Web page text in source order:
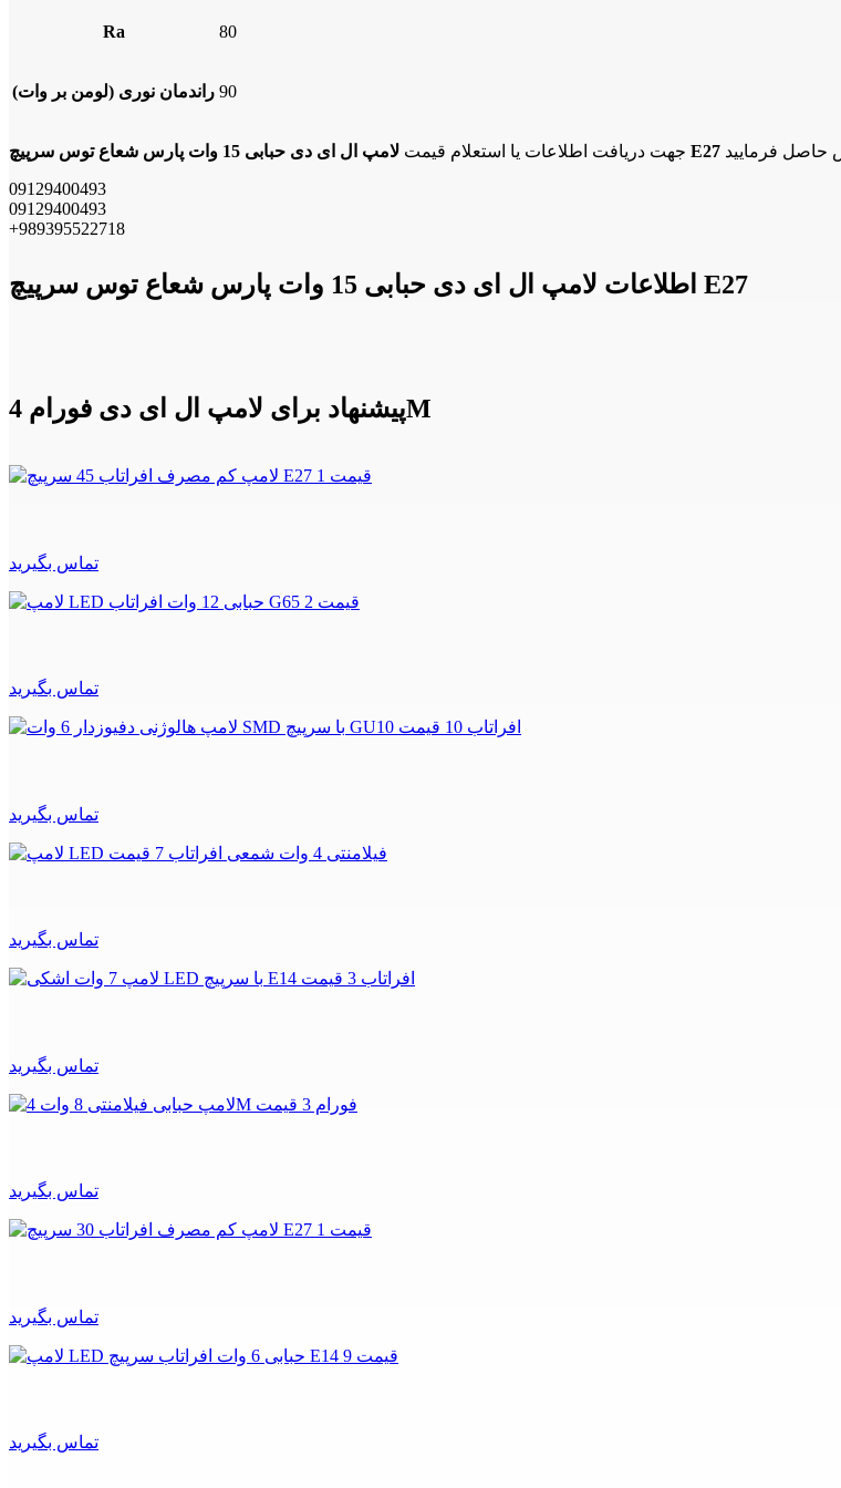
Ra 80
راندمان نوری (لومن بر وات) 90
جهت دریافت اطلاعات یا استعلام قیمت لامپ ال ای دی حبابی 15 وات پارس شعاع توس سرپیچ E27
09129400493
09129400493
+989395522718
اطلاعات لامپ ال ای دی حبابی 15 وات پارس شعاع توس سرپیچ E27
پیشنهاد برای لامپ ال ای دی فورام 4M
تماس بگیرید
تماس بگیرید
تماس بگیرید
تماس بگیرید
تماس بگیرید
تماس بگیرید
تماس بگیرید
تماس بگیرید